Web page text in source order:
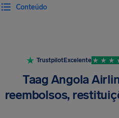
Conteúdo
TrustpilotExcelente
Taag Angola
reembolsos,